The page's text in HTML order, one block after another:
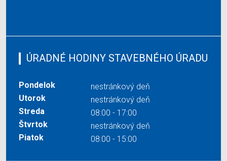
ÚRADNÉ HODINY STAVEBNÉHO ÚRADU
Pondelok
nestránkový deň
Utorok
nestránkový deň
Streda
08:00 - 17:00
Štvrtok
nestránkový deň
Piatok
08:00 - 15:00